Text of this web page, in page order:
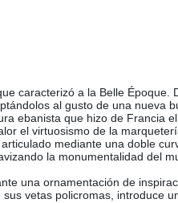
caracterizó a la Belle Époque.
al gusto de una nueva
ebanista que hizo de Francia
el virtuosismo de la
mediante una doble
la monumentalidad del
una ornamentación de
vetas policromas, introduce